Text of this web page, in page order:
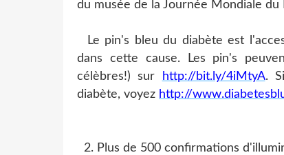
du musée de la Journée Mondiale du
Le pin's bleu du diabète est
dans cette cause. Les pin's
célèbres!) sur
http://bit.ly/4iMtyA.
diabète, voyez http://
2. Plus de 500 confirmations